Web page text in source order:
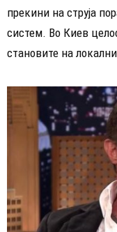
прекини на струја
систем. Во Киев
становите на